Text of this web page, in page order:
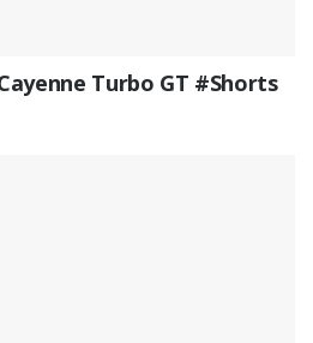
Turbo GT #Shorts